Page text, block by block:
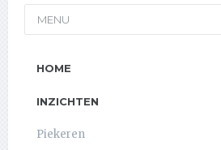
MENU
HOME
INZICHTEN
Piekeren